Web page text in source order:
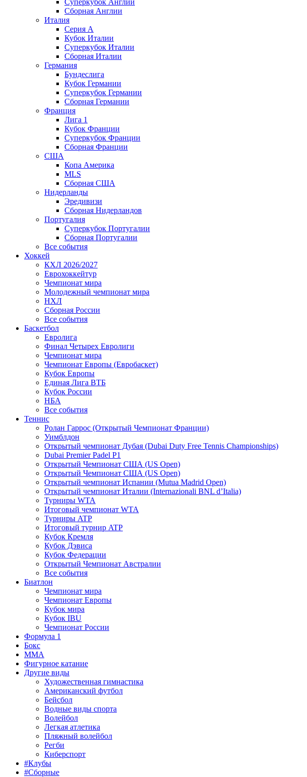
Суперкубок Англии
Сборная Англии
Италия
Серия А
Кубок Италии
Суперкубок Италии
Сборная Италии
Германия
Бундеслига
Кубок Германии
Суперкубок Германии
Сборная Германии
Франция
Лига 1
Кубок Франции
Суперкубок Франции
Сборная Франции
США
Копа Америка
MLS
Сборная США
Нидерланды
Эредивизи
Сборная Нидерландов
Португалия
Суперкубок Португалии
Сборная Португалии
Все события
Хоккей
КХЛ 2026/2027
Еврохоккейтур
Чемпионат мира
Молодежный чемпионат мира
НХЛ
Сборная России
Все события
Баскетбол
Евролига
Финал Четырех Евролиги
Чемпионат мира
Чемпионат Европы (Евробаскет)
Кубок Европы
Единая Лига ВТБ
Кубок России
НБА
Все события
Теннис
Ролан Гаррос (Открытый Чемпионат Франции)
Уимблдон
Открытый чемпионат Дубая (Dubai Duty Free Tennis Championships)
Dubai Premier Padel P1
Открытый Чемпионат США (US Open)
Открытый Чемпионат США (US Open)
Открытый чемпионат Испании (Mutua Madrid Open)
Открытый чемпионат Италии (Internazionali BNL d’Italia)
Турниры WTA
Итоговый чемпионат WTA
Турниры ATP
Итоговый турнир ATP
Кубок Кремля
Кубок Дэвиса
Кубок Федерации
Открытый Чемпионат Австралии
Все события
Биатлон
Чемпионат мира
Чемпионат Европы
Кубок мира
Кубок IBU
Чемпионат России
Формула 1
Бокс
MMA
Фигурное катание
Другие виды
Художественная гимнастика
Американский футбол
Бейсбол
Водные виды спорта
Волейбол
Легкая атлетика
Пляжный волейбол
Регби
Киберспорт
#Клубы
#Сборные